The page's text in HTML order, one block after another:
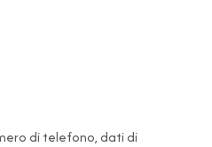
di telefono, dati di